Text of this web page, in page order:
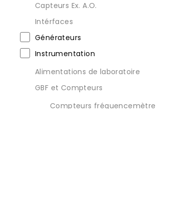
Capteurs Ex. A.O.
Intérfaces
Générateurs
Instrumentation
Alimentations de laboratoire
GBF et Compteurs
Compteurs fréquencemètre